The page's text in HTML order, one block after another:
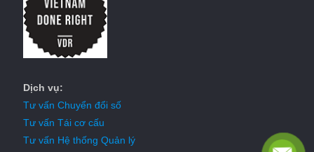
Dịch vụ:
Tư vấn Chuyển đổi số
Tư vấn Tái cơ cấu
Tư vấn Hệ thống Quản lý